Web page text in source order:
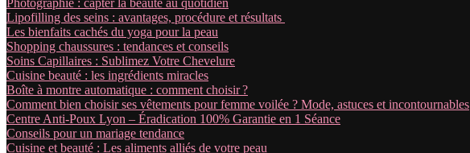
Photographie : capter la beauté au quotidien
Lipofilling des seins : avantages, procédure et résultats
Les bienfaits cachés du yoga pour la peau
Shopping chaussures : tendances et conseils
Soins Capillaires : Sublimez Votre Chevelure
Cuisine beauté : les ingrédients miracles
Boîte à montre automatique : comment choisir ?
Comment bien choisir ses vêtements pour femme voilée ? Mode, astuces et incontournables
Centre Anti-Poux Lyon – Éradication 100% Garantie en 1 Séance
Conseils pour un mariage tendance
Cuisine et beauté : Les aliments alliés de votre peau